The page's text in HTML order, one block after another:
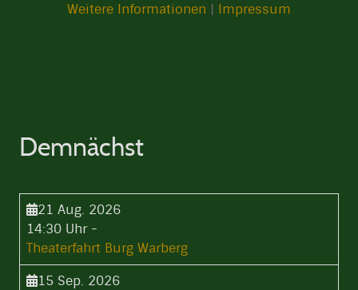
Demnächst
21 Aug. 2026
14:30 Uhr-
Theaterfahrt Burg Warberg
15 Sep. 2026
Weitere Informationen | Impressum